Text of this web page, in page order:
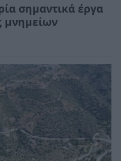
σημαντικά έργα
μνημείων